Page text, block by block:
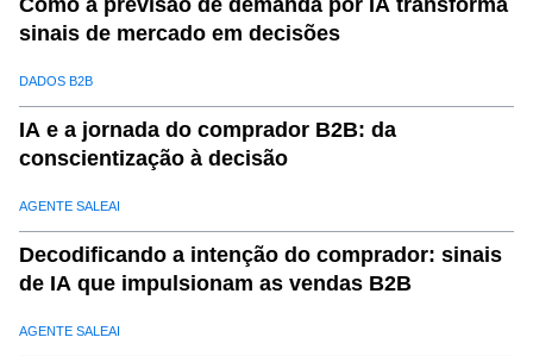
sinais de mercado em decisões
DADOS B2B
IA e a jornada do comprador B2B: da
conscientização à decisão
AGENTE SALEAI
Decodificando a intenção do comprador: sinais
de IA que impulsionam as vendas B2B
AGENTE SALEAI